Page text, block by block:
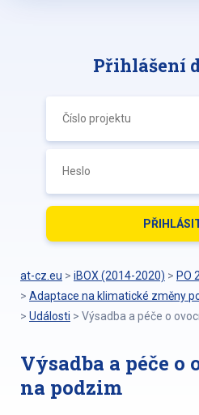
Přihlášení
at-cz.eu > iBOX (2014-2020) > PO
> Adaptace na klimatické změny
> Události > Výsadba a péče o
Výsadba a péče o
na podzim